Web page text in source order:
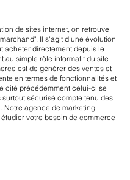
de sites internet, on retrouve
Il s'agit d'une évolution
acheter directement depuis le
au simple rôle informatif du site
est de générer des ventes et
en termes de fonctionnalités et
cité précédemment celui-ci se
sécurisé compte tenu des
Notre agence de marketing
votre besoin de commerce